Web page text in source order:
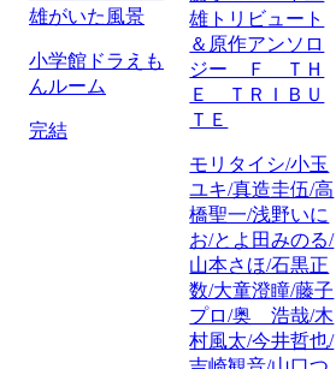
雄がいた風景
小学館ドラえも
んルーム
完結
雄トリビュート
＆原作アンソロ
ジー Ｆ ＴＨ
Ｅ ＴＲＩＢＵ
ＴＥ
モリタイシ/小玉
ユキ/真造圭伍/高
橋聖一/浅野いに
お/とよ田みのる/
山本さほ/石黒正
数/大童澄瞳/藤子
プロ/奥 浩哉/木
村風太/今井哲也/